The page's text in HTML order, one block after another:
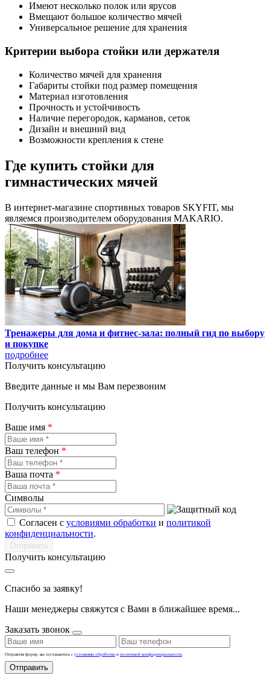
Имеют несколько полок или ярусов
Вмещают большое количество мячей
Универсальное решение для хранения
Критерии выбора стойки или держателя
Количество мячей для хранения
Габариты стойки под размер помещения
Материал изготовления
Прочность и устойчивость
Наличие перегородок, карманов, сеток
Дизайн и внешний вид
Возможности крепления к стене
Где купить стойки для
гимнастических мячей
В интернет-магазине спортивных товаров SKYFIT, мы
являемся производителем оборудования MAKARIO.
Тренажеры для дома и фитнес-зала: полный гид по выбору
и покупке
подробнее
Получить консультацию
Введите данные и мы Вам перезвоним
Получить консультацию
Ваше имя *
Ваш телефон *
Ваша почта *
Символы
Согласен с условиями обработки и политикой
конфиденциальности.
Получить консультацию
Спасибо за заявку!
Наши менеджеры свяжутся с Вами в ближайшее время...
Заказать звонок
Отправляя форму, вы соглашаетесь с условиями обработки и политикой конфиденциальности
Отправить